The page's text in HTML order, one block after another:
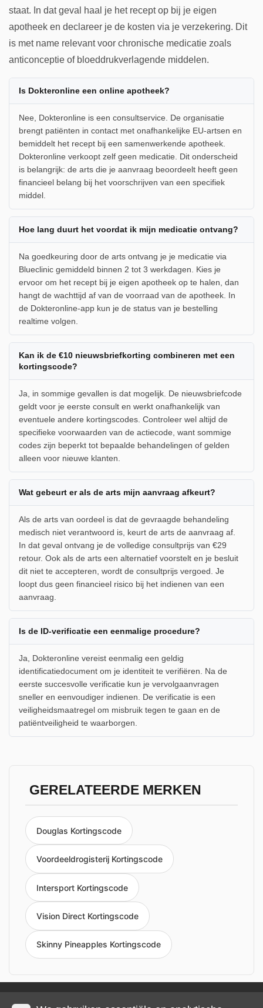
staat. In dat geval haal je het recept op bij je eigen
apotheek en declareer je de kosten via je verzekering. Dit
is met name relevant voor chronische medicatie zoals
anticonceptie of bloeddrukverlagende middelen.
Is Dokteronline een online apotheek?
Nee, Dokteronline is een consultservice. De organisatie
brengt patiënten in contact met onafhankelijke EU-artsen en
bemiddelt het recept bij een samenwerkende apotheek.
Dokteronline verkoopt zelf geen medicatie. Dit onderscheid
is belangrijk: de arts die je aanvraag beoordeelt heeft geen
financieel belang bij het voorschrijven van een specifiek
middel.
Hoe lang duurt het voordat ik mijn medicatie ontvang?
Na goedkeuring door de arts ontvang je je medicatie via
Blueclinic gemiddeld binnen 2 tot 3 werkdagen. Kies je
ervoor om het recept bij je eigen apotheek op te halen, dan
hangt de wachttijd af van de voorraad van de apotheek. In
de Dokteronline-app kun je de status van je bestelling
realtime volgen.
Kan ik de €10 nieuwsbriefkorting combineren met een
kortingscode?
Ja, in sommige gevallen is dat mogelijk. De nieuwsbriefcode
geldt voor je eerste consult en werkt onafhankelijk van
eventuele andere kortingscodes. Controleer wel altijd de
specifieke voorwaarden van de actiecode, want sommige
codes zijn beperkt tot bepaalde behandelingen of gelden
alleen voor nieuwe klanten.
Wat gebeurt er als de arts mijn aanvraag afkeurt?
Als de arts van oordeel is dat de gevraagde behandeling
medisch niet verantwoord is, keurt de arts de aanvraag af.
In dat geval ontvang je de volledige consultprijs van €29
retour. Ook als de arts een alternatief voorstelt en je besluit
dit niet te accepteren, wordt de consultprijs vergoed. Je
loopt dus geen financieel risico bij het indienen van een
aanvraag.
Is de ID-verificatie een eenmalige procedure?
Ja, Dokteronline vereist eenmalig een geldig
identificatiedocument om je identiteit te verifiëren. Na de
eerste succesvolle verificatie kun je vervolgaanvragen
sneller en eenvoudiger indienen. De verificatie is een
veiligheidsmaatregel om misbruik tegen te gaan en de
patiëntveiligheid te waarborgen.
GERELATEERDE MERKEN
Douglas Kortingscode
Voordeeldrogisterij Kortingscode
Intersport Kortingscode
Vision Direct Kortingscode
Skinny Pineapples Kortingscode